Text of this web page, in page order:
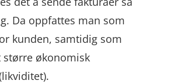
Da oppfattes man som
kunden, samtidig som
økonomisk